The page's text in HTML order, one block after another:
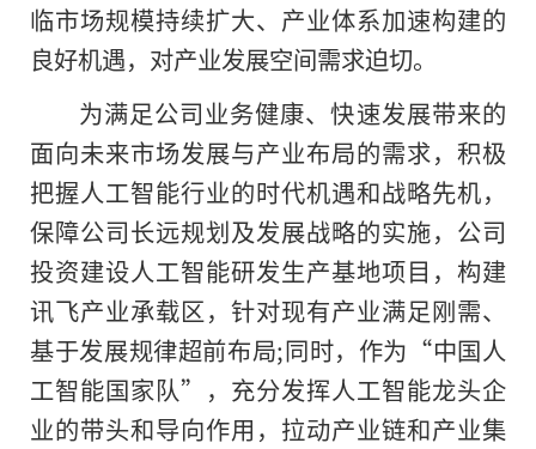
临市场规模持续扩大、产业体系加速构建的
良好机遇，对产业发展空间需求迫切。
为满足公司业务健康、快速发展带来的
面向未来市场发展与产业布局的需求，积极
把握人工智能行业的时代机遇和战略先机，
保障公司长远规划及发展战略的实施，公司
投资建设人工智能研发生产基地项目，构建
讯飞产业承载区，针对现有产业满足刚需、
基于发展规律超前布局;同时，作为“中国人
工智能国家队”，充分发挥人工智能龙头企
业的带头和导向作用，拉动产业链和产业集